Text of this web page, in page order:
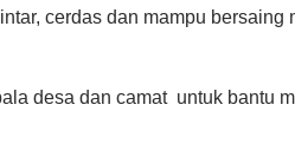
cerdas dan mampu bersaing
desa dan camat untuk bantu